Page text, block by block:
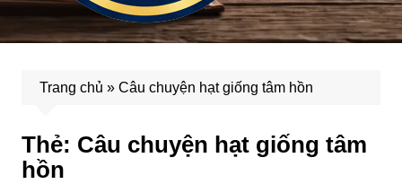
Trang chủ » Câu chuyện hạt giống tâm hồn
Thẻ: Câu chuyện hạt giống tâm
hồn